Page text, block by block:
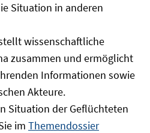
Situation in anderen
wissenschaftliche
zusammen und ermöglicht
Informationen sowie
Akteure.
Situation der Geflüchteten
im Themendossier